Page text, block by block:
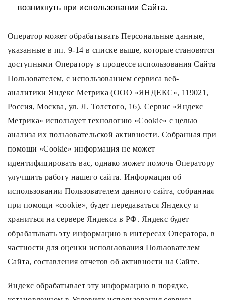
возникнуть при использовании Сайта.
Оператор может обрабатывать Персональные данные,
указанные в пп. 9-14 в списке выше, которые становятся
доступными Оператору в процессе использования Сайта
Пользователем, с использованием сервиса веб-
аналитики Яндекс Метрика (ООО «ЯНДЕКС», 119021,
Россия, Москва, ул. Л. Толстого, 16). Сервис «Яндекс
Метрика» использует технологию «Cookie» с целью
анализа их пользовательской активности. Собранная при
помощи «Cookie» информация не может
идентифицировать вас, однако может помочь Оператору
улучшить работу нашего сайта. Информация об
использовании Пользователем данного сайта, собранная
при помощи «cookie», будет передаваться Яндексу и
храниться на сервере Яндекса в РФ. Яндекс будет
обрабатывать эту информацию в интересах Оператора, в
частности для оценки использования Пользователем
Сайта, составления отчетов об активности на Сайте.
Яндекс обрабатывает эту информацию в порядке,